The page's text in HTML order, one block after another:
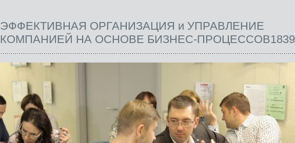
ЭФФЕКТИВНАЯ ОРГАНИЗАЦИЯ и УПРАВЛЕНИЕ
КОМПАНИЕЙ НА ОСНОВЕ БИЗНЕС-ПРОЦЕССОВ1839